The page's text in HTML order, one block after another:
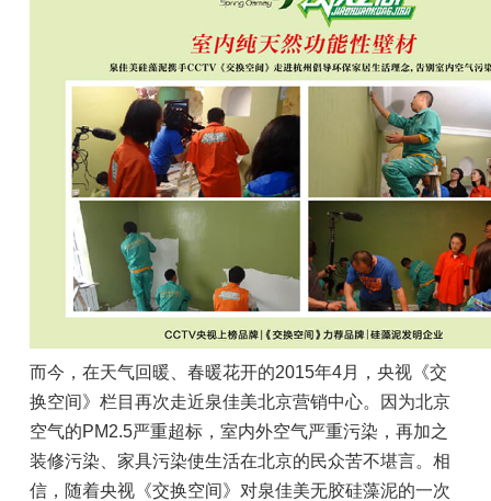
而今，在天气回暖、春暖花开的2015年4月，央视《交
换空间》栏目再次走近泉佳美北京营销中心。因为北京
空气的PM2.5严重超标，室内外空气严重污染，再加之
装修污染、家具污染使生活在北京的民众苦不堪言。相
信，随着央视《交换空间》对泉佳美无胶硅藻泥的一次